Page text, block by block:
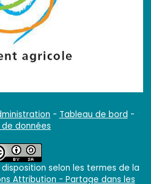
- Tableau de bord -
de données
selon les termes de la
Attribution - Partage dans les